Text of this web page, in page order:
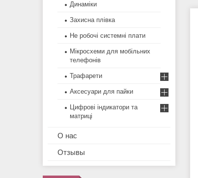
Динаміки
Захисна плівка
Не робочі системні плати
Мікросхеми для мобільних
телефонів
Трафарети
Аксесуари для пайки
Цифрові індикатори та
матриці
О нас
Отзывы